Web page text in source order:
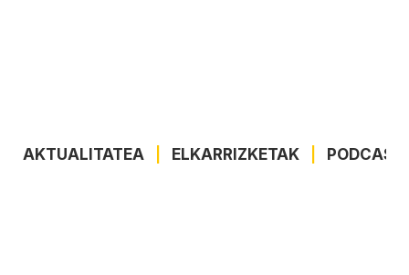
AKTUALITATEA ELKARRIZKETAK